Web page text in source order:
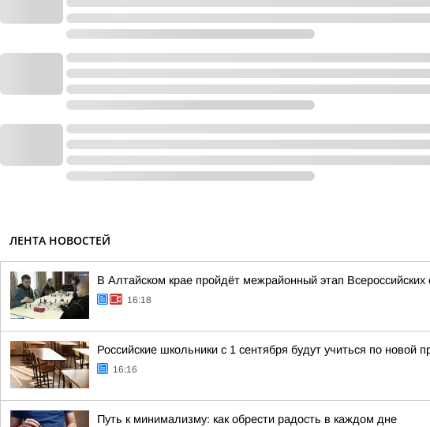
ЛЕНТА НОВОСТЕЙ
В Алтайском крае пройдёт межрайонный этап
16:18
Российские школьники с 1 сентября будут учиться по новой
16:16
Путь к минимализму: как обрести радость в каждом дне